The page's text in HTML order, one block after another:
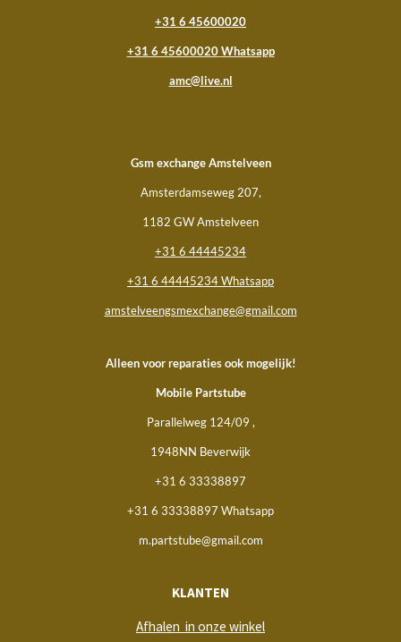
+31 6 45600020
+31 6 45600020 Whatsapp
amc@live.nl
Gsm exchange Amstelveen
Amsterdamseweg 207,
1182 GW Amstelveen
+31 6 44445234
+31 6 44445234 Whatsapp
amstelveengsmexchange@gmail.com
Alleen voor reparaties ook mogelijk!
Mobile Partstube
Parallelweg 124/09 ,
1948NN Beverwijk
+31 6 33338897
+31 6 33338897 Whatsapp
m.partstube@gmail.com
KLANTEN
Afhalen in onze winkel